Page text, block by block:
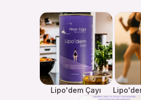
Lipo'dem Çayı